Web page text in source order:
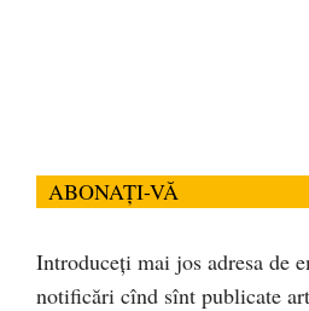
ABONAȚI-VĂ
Introduceți mai jos adresa de
notificări cînd sînt publicate